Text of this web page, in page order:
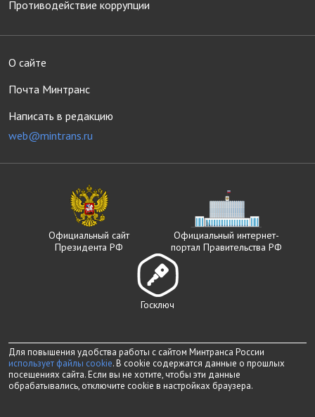
Противодействие коррупции
О сайте
Почта Минтранс
Написать в редакцию
web@mintrans.ru
Официальный сайт
Президента РФ
Официальный интернет-
портал Правительства РФ
Госключ
Для повышения удобства работы с сайтом Минтранса России
использует файлы cookie. В cookie содержатся данные о прошлых
посещениях сайта. Если вы не хотите, чтобы эти данные
обрабатывались, отключите cookie в настройках браузера.